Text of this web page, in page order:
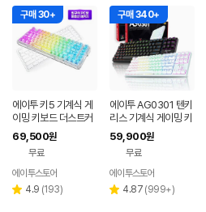
구매 30+
에이투 키5 기계식 게
이밍 키보드 더스트커
버 KEY5 RGB 백축
텐키리스 가스켓 매크
69,500원
무료
에이투스토어
별 4.9 리
(193)
구매 340+
에이투 AG0301 텐키
리스 기계식 게이밍 키
보드 적축, 갈축
59,900원
무료
에이투스토어
별 4.87 리
(999+)